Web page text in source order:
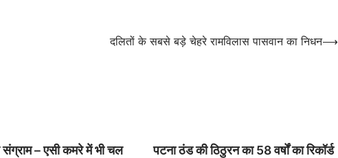
दलितों के सबसे बड़े चेहरे रामविलास पासवान का निधन⟶
संग्राम – एसी कमरे में भी चल
पटना ठंड की ठिठुरन का 58 वर्षों का रिकॉर्ड